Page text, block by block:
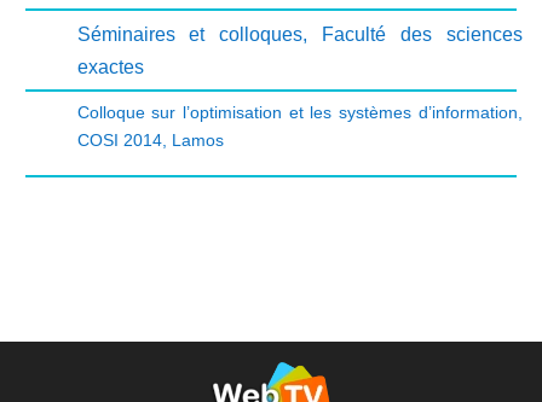
Séminaires et colloques,
Faculté des sciences
exactes
Colloque sur l’optimisation et les systèmes d’information
COSI 2014, Lamos